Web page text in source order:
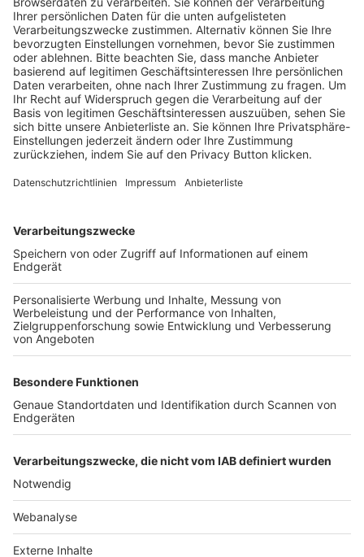
Trainerausbildung
Schulungsangebot Vereinsmitarbeiter
BFV-Geschäftsstellen
Trainerbörse
Login SpielPlus
FOLGE DEM BFV
TOP-VEREINE
TOP-PARTNER
Nutzungsbedingungen Datenschutz Impressum